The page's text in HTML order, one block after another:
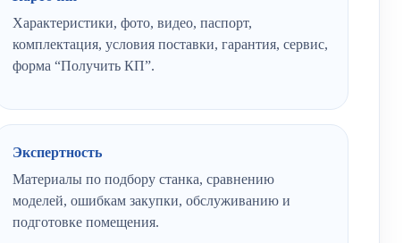
Характеристики, фото, видео, паспорт,
комплектация, условия поставки, гарантия, сервис,
форма “Получить КП”.
Экспертность
Материалы по подбору станка, сравнению
моделей, ошибкам закупки, обслуживанию и
подготовке помещения.